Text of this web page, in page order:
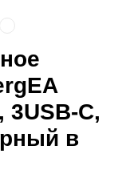
3USB-C,
в